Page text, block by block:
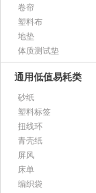
卷帘
塑料布
地垫
体质测试垫
通用低值易耗类
砂纸
塑料标签
扭线环
青壳纸
屏风
床单
编织袋